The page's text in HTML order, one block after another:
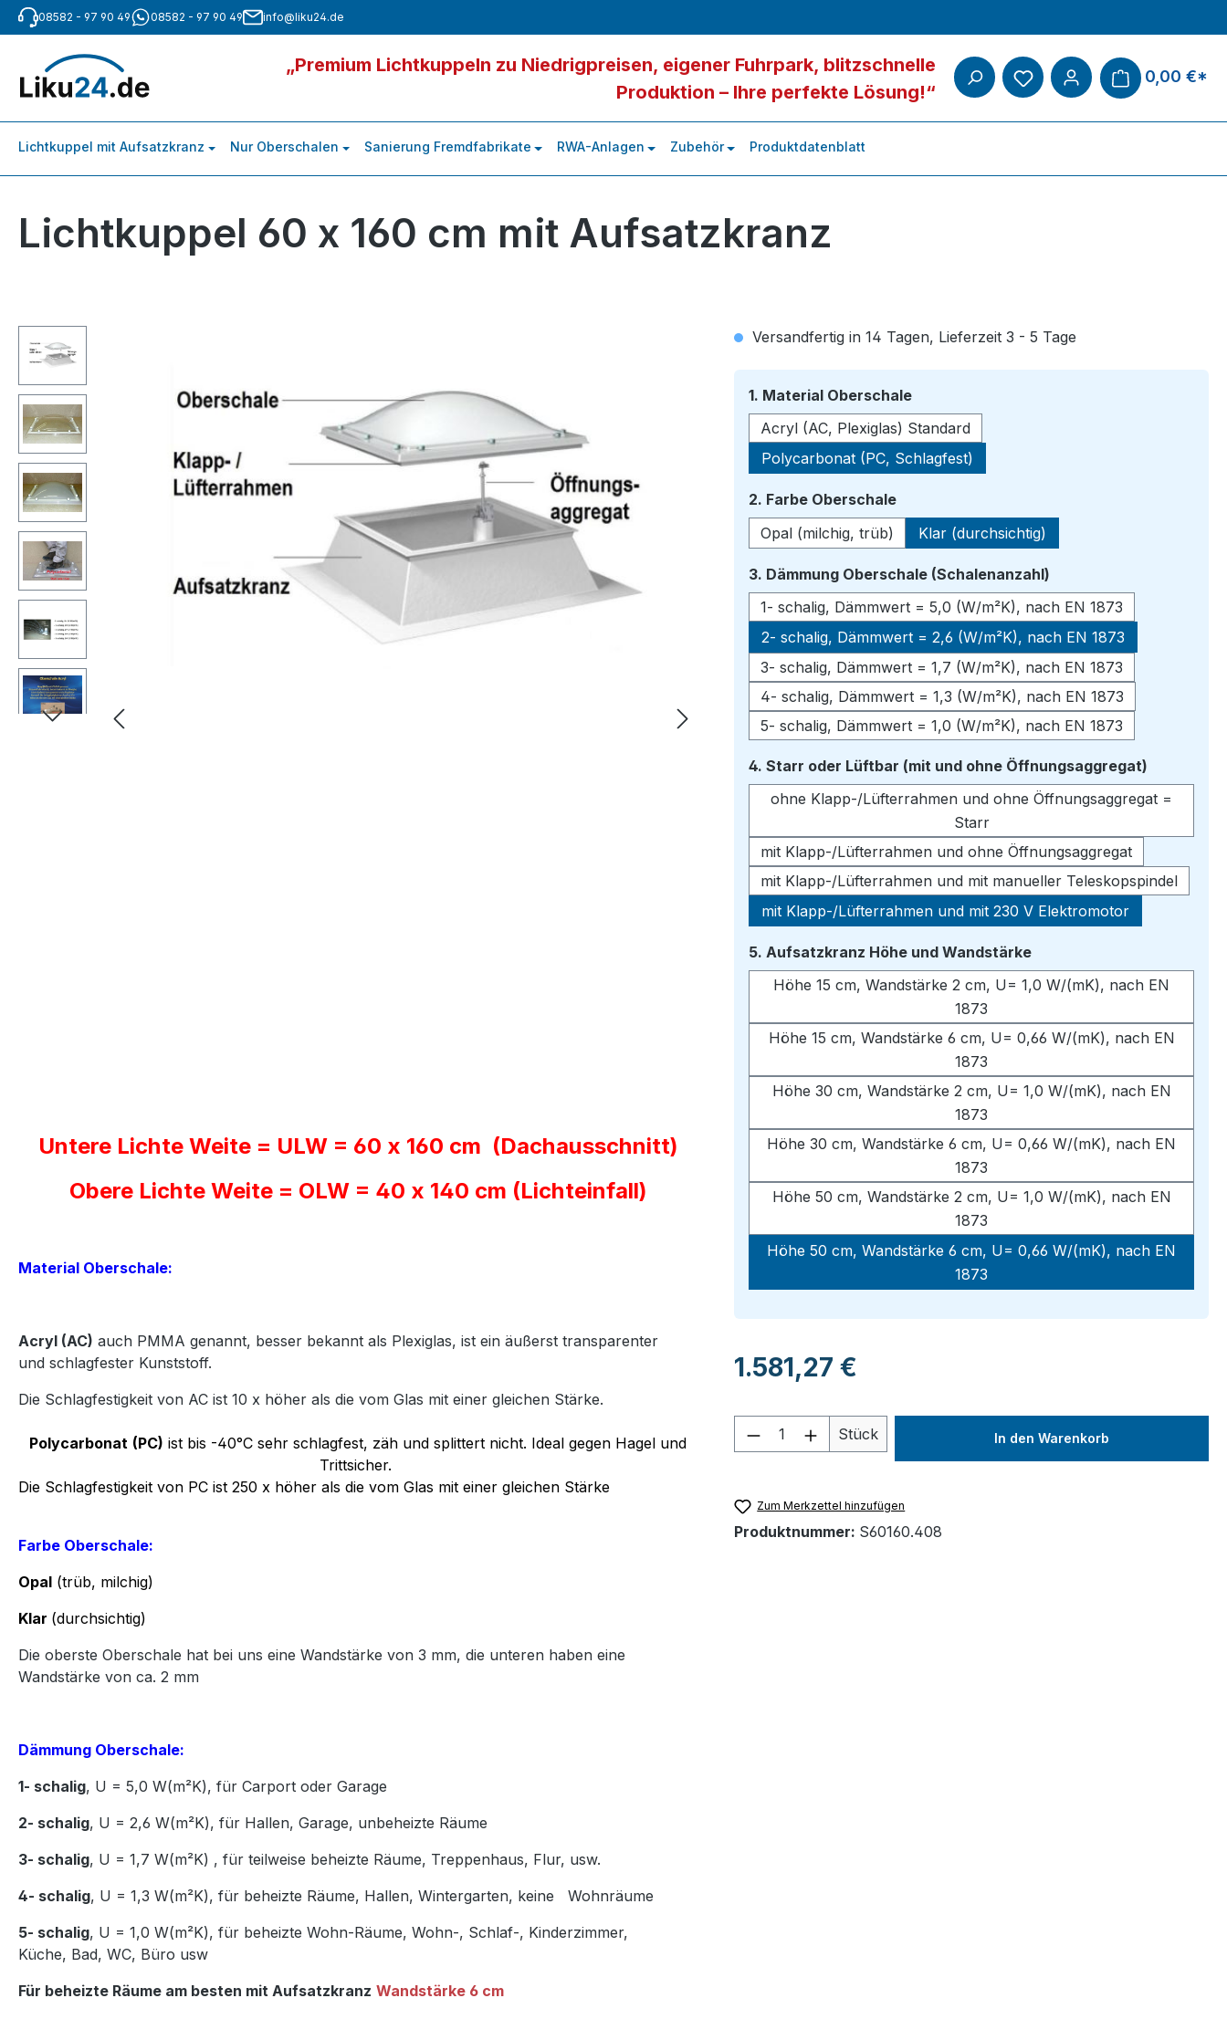
Hauptinhalt springen
Zur Suche springen
Zur Hauptnavigation springen
08582 - 97 90 49 08582 - 97 90 49 info@liku24.de
„Premium Lichtkuppeln zu Niedrigpreisen, eigener Fuhrpark, blitzschnelle
Produktion – Ihre perfekte Lösung!“
0,00 €*
Lichtkuppel mit Aufsatzkranz Nur Oberschalen Sanierung Fremdfabrikate RWA-Anlagen Zubehör Produktdatenblatt
Lichtkuppel 60 x 160 cm mit Aufsatzkranz
Untere Lichte Weite = ULW = 60 x 160 cm (Dachausschnitt)
Obere Lichte Weite = OLW = 40 x 140 cm (Lichteinfall)
Material Oberschale:
Acryl (AC) auch PMMA genannt, besser bekannt als Plexiglas, ist ein äußerst transparenter
und schlagfester Kunststoff.
Die Schlagfestigkeit von AC ist 10 x höher als die vom Glas mit einer gleichen Stärke.
Polycarbonat (PC) ist bis -40°C sehr schlagfest, zäh und splittert nicht. Ideal gegen Hagel und
Trittsicher.
Die Schlagfestigkeit von PC ist 250 x höher als die vom Glas mit einer gleichen Stärke
Farbe Oberschale:
Opal (trüb, milchig)
Klar (durchsichtig)
Die oberste Oberschale hat bei uns eine Wandstärke von 3 mm, die unteren haben eine
Wandstärke von ca. 2 mm
Dämmung Oberschale:
1- schalig, U = 5,0 W(m²K), für Carport oder Garage
2- schalig, U = 2,6 W(m²K), für Hallen, Garage, unbeheizte Räume
3- schalig, U = 1,7 W(m²K) , für teilweise beheizte Räume, Treppenhaus, Flur, usw.
4- schalig, U = 1,3 W(m²K), für beheizte Räume, Hallen, Wintergarten, keine Wohnräume
5- schalig, U = 1,0 W(m²K), für beheizte Wohn-Räume, Wohn-, Schlaf-, Kinderzimmer,
Küche, Bad, WC, Büro usw
Für beheizte Räume am besten mit Aufsatzkranz Wandstärke 6 cm
Versandfertig in 14 Tagen, Lieferzeit 3 - 5 Tage
1. Material Oberschaleauswählen
Acryl (AC, Plexiglas) Standard
Polycarbonat (PC, Schlagfest)
2. Farbe Oberschaleauswählen
Opal (milchig, trüb)
Klar (durchsichtig)
3. Dämmung Oberschale (Schalenanzahl)
1- schalig, Dämmwert = 5,0 (W/m²K), nach EN 1873
2- schalig, Dämmwert = 2,6 (W/m²K), nach EN 1873
3- schalig, Dämmwert = 1,7 (W/m²K), nach EN 1873
4- schalig, Dämmwert = 1,3 (W/m²K), nach EN 1873
5- schalig, Dämmwert = 1,0 (W/m²K), nach EN 1873
4. Starr oder Lüftbar (mit und ohne Öffnungsaggregat)
ohne Klapp-/Lüfterrahmen und ohne Öffnungsaggregat =
Starr
mit Klapp-/Lüfterrahmen und ohne Öffnungsaggregat
mit Klapp-/Lüfterrahmen und mit manueller Teleskopspindel
mit Klapp-/Lüfterrahmen und mit 230 V Elektromotor
5. Aufsatzkranz Höhe und Wandstärkeauswählen
Höhe 15 cm, Wandstärke 2 cm, U= 1,0 W/(mK), nach EN
1873
Höhe 15 cm, Wandstärke 6 cm, U= 0,66 W/(mK), nach EN
1873
Höhe 30 cm, Wandstärke 2 cm, U= 1,0 W/(mK), nach EN
1873
Höhe 30 cm, Wandstärke 6 cm, U= 0,66 W/(mK), nach EN
1873
Höhe 50 cm, Wandstärke 2 cm, U= 1,0 W/(mK), nach EN
1873
Höhe 50 cm, Wandstärke 6 cm, U= 0,66 W/(mK), nach EN
1873
Regulärer Preis:
1.581,27 €
Produkt Anzahl: Gib den gewünschten Wert
Stück In den Warenkorb
Zum Merkzettel hinzufügen
Produktnummer: S60160.408